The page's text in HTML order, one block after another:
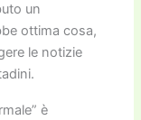
un
ottima cosa,
le notizie
è